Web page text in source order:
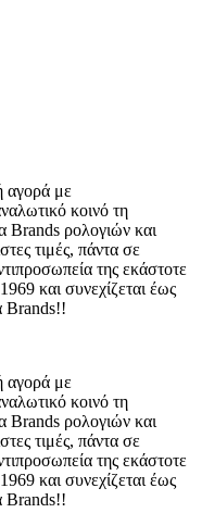
αγορά με
κοινό τη
Brands ρολογιών και
τιμές, πάντα σε
της εκάστοτε
και συνεχίζεται έως
Brands!!
αγορά με
κοινό τη
Brands ρολογιών και
τιμές, πάντα σε
της εκάστοτε
και συνεχίζεται έως
Brands!!